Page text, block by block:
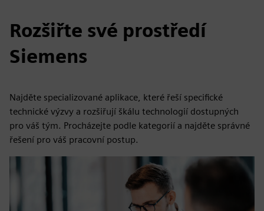
Rozšiřte své prostředí
Siemens
Najděte specializované aplikace, které řeší specifické
technické výzvy a rozšiřují škálu technologií dostupných
pro váš tým. Procházejte podle kategorií a najděte správné
řešení pro váš pracovní postup.